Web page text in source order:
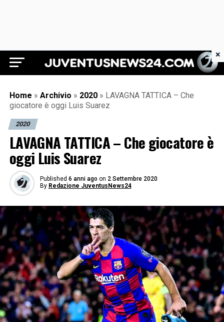
Juventus News 24
Home » Archivio » 2020 » LAVAGNA TATTICA – Che
giocatore è oggi Luis Suarez
2020
LAVAGNA TATTICA – Che giocatore è
oggi Luis Suarez
Published 6 anni ago on 2 Settembre 2020
By Redazione JuventusNews24
×